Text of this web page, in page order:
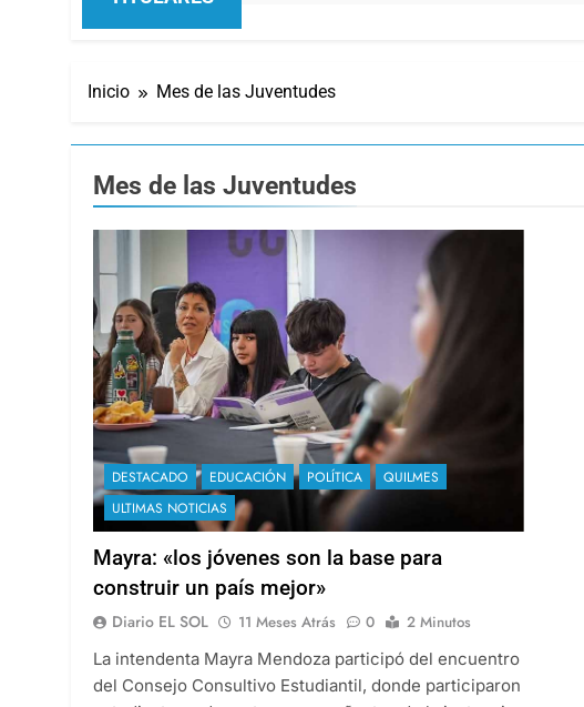
Inicio Mes de las Juventudes
Mes de las Juventudes
DESTACADO EDUCACIÓN POLÍTICA
QUILMES
ULTIMAS NOTICIAS
Mayra: «los jóvenes son la base para
construir un país mejor»
Diario EL SOL 11 Meses Atrás 0
2 Minutos
La intendenta Mayra Mendoza participó del encuentro
del Consejo Consultivo Estudiantil, donde participaron